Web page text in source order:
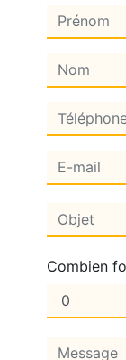
Combien